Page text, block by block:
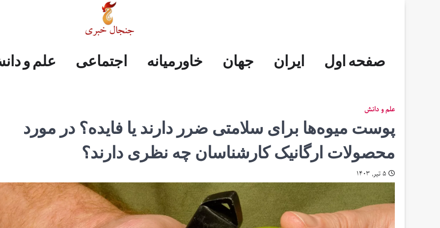
صفحه
ایران
جهان
خاورمیانه
اجتماعی
علم
فرهنگی
صفحه اول ایران جهان خاورمیانه اجتماعی علم و
علم و دانش
پوست میوه‌ها برای سلامتی ضرر دارند یا فایده؟ در مورد
محصولات ارگانیک کارشناسان چه نظری دارند؟
۵ تیر, ۱۴۰۳